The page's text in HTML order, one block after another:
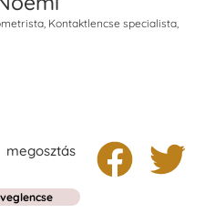
Kontaktlencse specialista,
megosztás